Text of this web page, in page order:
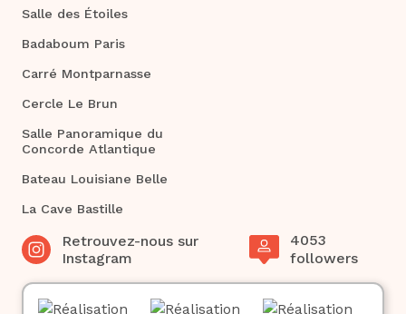
Salle des Étoiles
Badaboum Paris
Carré Montparnasse
Cercle Le Brun
Salle Panoramique du
Concorde Atlantique
Bateau Louisiane Belle
La Cave Bastille
Retrouvez-nous sur
Instagram
4053
followers